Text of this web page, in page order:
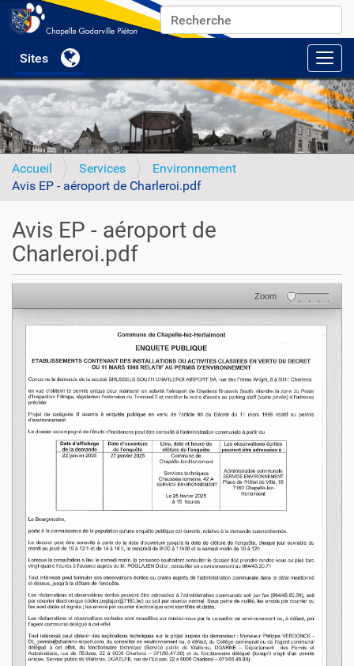
Chercher par
Recherche avancée…
Accueil Services
Environnement
Avis EP - aéroport de Charleroi.pdf
Avis EP - aéroport de
Charleroi.pdf
Zoom